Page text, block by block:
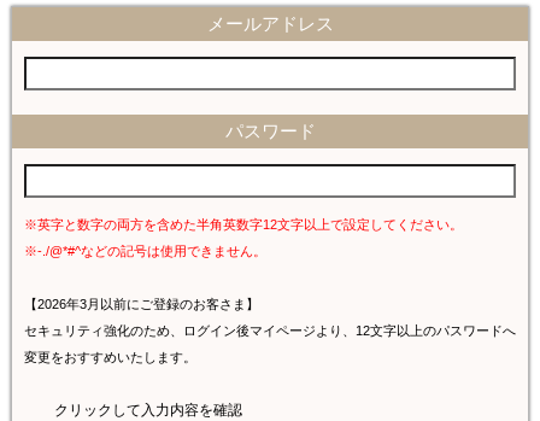
メールアドレス
パスワード
※英字と数字の両方を含めた半角英数字12文字以上で設定してください。
※-./@*#^などの記号は使用できません。
【2026年3月以前にご登録のお客さま】
セキュリティ強化のため、ログイン後マイページより、12文字以上のパスワードへ
変更をおすすめいたします。
クリックして入力内容を確認